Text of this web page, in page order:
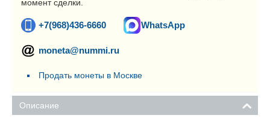
момент сделки.
+7(968)436-6660 WhatsApp
moneta@nummi.ru
Продать монеты в Москве
Описание